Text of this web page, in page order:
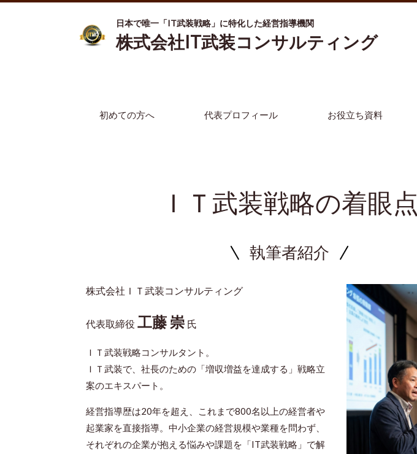
日本で唯一「IT武装戦略」に特化した経営指導機関
株式会社IT武装コンサルティング
初めての方へ 代表プロフィール お役立ち資料
ＩＴ武装戦略の着眼点
執筆者紹介
株式会社ＩＴ武装コンサルティング
代表取締役 工藤 崇 氏
ＩＴ武装戦略コンサルタント。
ＩＴ武装で、社長のための「増収増益を達成する」戦略立
案のエキスパート。
経営指導歴は20年を超え、これまで800名以上の経営者や
起業家を直接指導。中小企業の経営規模や業種を問わず、
それぞれの企業が抱える悩みや課題を「IT武装戦略」で解